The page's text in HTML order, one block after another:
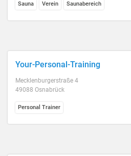
Sauna Verein Saunabereich
Your-Personal-Training
Mecklenburgerstraße 4
49088 Osnabrück
Personal Trainer